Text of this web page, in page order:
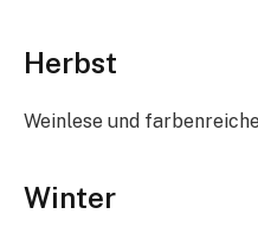
Herbst
Weinlese und
Winter